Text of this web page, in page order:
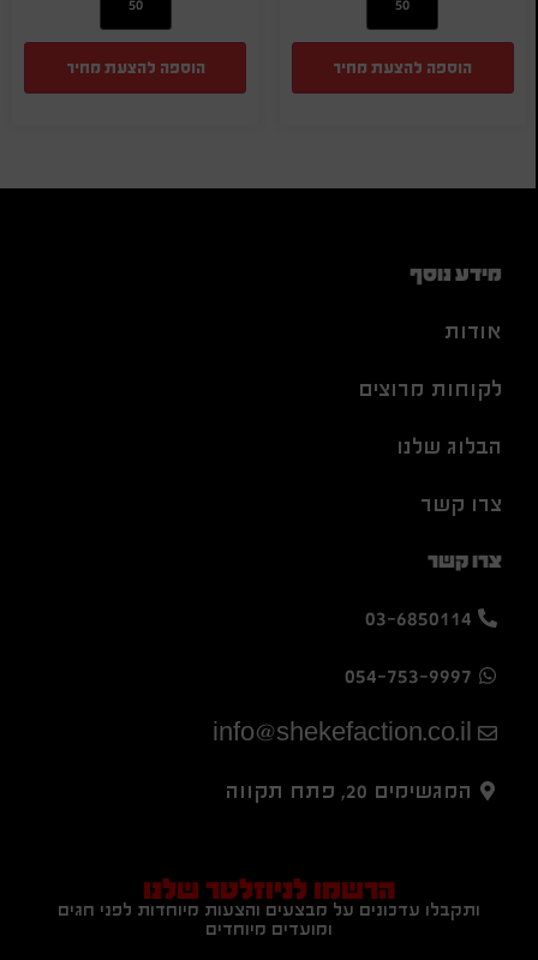
הוספה להצעת מחיר הוספה להצעת מחיר
מידע נוסף
אודות
לקוחות מרוצים
הבלוג שלנו
צרו קשר
צרו קשר
03-6850114
054-753-9997
info@shekefaction.co.il
המגשימים 20, פתח תקווה
הרשמו לניוזלטר שלנו
ותקבלו עדכונים על מבצעים והצעות מיוחדות לפני חגים
ומועדים מיוחדים